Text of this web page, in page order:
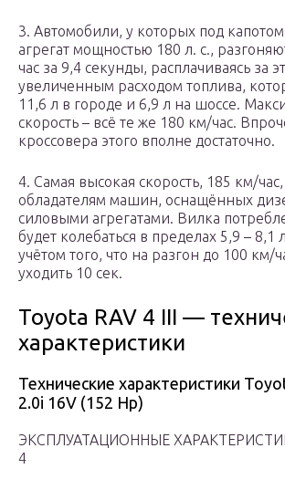
3. Автомобили, у которых под
агрегат мощностью 180 л. с.,
час за 9,4 секунды, расплачиваясь за
увеличенным расходом топлива,
11,6 л в городе и 6,9 л на шоссе.
скорость – всё те же 180 км/час.
кроссовера этого вполне достаточно.
4. Самая высокая скорость, 185 км/час,
обладателям машин, оснащённых
силовыми агрегатами. Вилка
будет колебаться в пределах 5,9 – 8,1
учётом того, что на разгон до 100 км/
уходить 10 сек.
Toyota RAV 4 III —
характеристики
Технические характеристики
2.0i 16V (152 Hp)
ЭКСПЛУАТАЦИОННЫЕ
4